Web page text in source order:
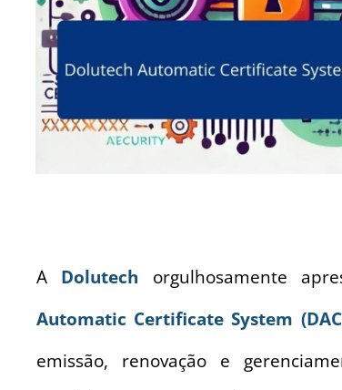
A Dolutech orgulhosamente
Automatic Certificate System
emissão, renovação e